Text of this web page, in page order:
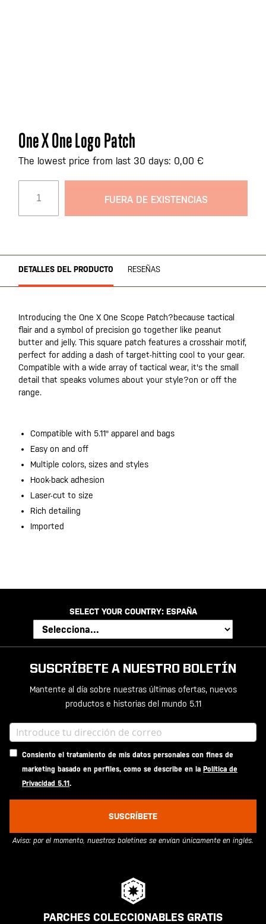
Saltar
al
comienzo
galería
de
One X One Logo Patch
The lowest price from last 30 days: 0,00 €
FUERA DE EXISTENCIAS
DETALLES DEL PRODUCTO RESEÑAS
Introducing the One X One Scope Patch?because tactical
flair and a symbol of precision go together like peanut
butter and jelly. This square patch features a crosshair motif,
perfect for adding a dash of target-hitting cool to your gear.
Compatible with a wide array of tactical wear, it's the small
detail that speaks volumes about your style?on or off the
range.
Compatible with 5.11® apparel and bags
Easy on and off
Multiple colors, sizes and styles
Hook-back adhesion
Laser-cut to size
Rich detailing
Imported
SELECT YOUR COUNTRY: ESPAÑA
SUSCRÍBETE A NUESTRO BOLETÍN
Mantente al día sobre nuestras últimas ofertas, nuevos
productos e historias del mundo 5.11
Consiento el tratamiento de mis datos personales con fines de
marketing basado en perfiles, como se describe en la Política de
Privacidad 5.11.
SUSCRÍBETE
Aviso: por el momento, nuestros boletines se envían únicamente en inglés.
PARCHES COLECCIONABLES GRATIS